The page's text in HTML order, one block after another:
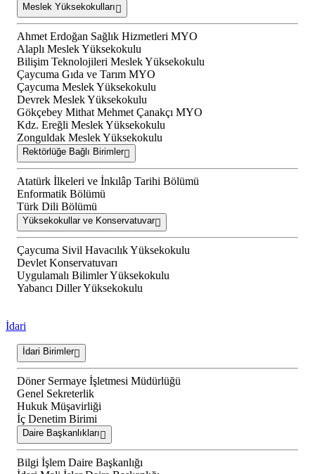
Meslek Yüksekokulları
Ahmet Erdoğan Sağlık Hizmetleri MYO
Alaplı Meslek Yüksekokulu
Bilişim Teknolojileri Meslek Yüksekokulu
Çaycuma Gıda ve Tarım MYO
Çaycuma Meslek Yüksekokulu
Devrek Meslek Yüksekokulu
Gökçebey Mithat Mehmet Çanakçı MYO
Kdz. Ereğli Meslek Yüksekokulu
Zonguldak Meslek Yüksekokulu
Rektörlüğe Bağlı Birimler
Atatürk İlkeleri ve İnkılâp Tarihi Bölümü
Enformatik Bölümü
Türk Dili Bölümü
Yüksekokullar ve Konservatuvar
Çaycuma Sivil Havacılık Yüksekokulu
Devlet Konservatuvarı
Uygulamalı Bilimler Yüksekokulu
Yabancı Diller Yüksekokulu
İdari
İdari Birimler
Döner Sermaye İşletmesi Müdürlüğü
Genel Sekreterlik
Hukuk Müşavirliği
İç Denetim Birimi
Daire Başkanlıkları
Bilgi İşlem Daire Başkanlığı